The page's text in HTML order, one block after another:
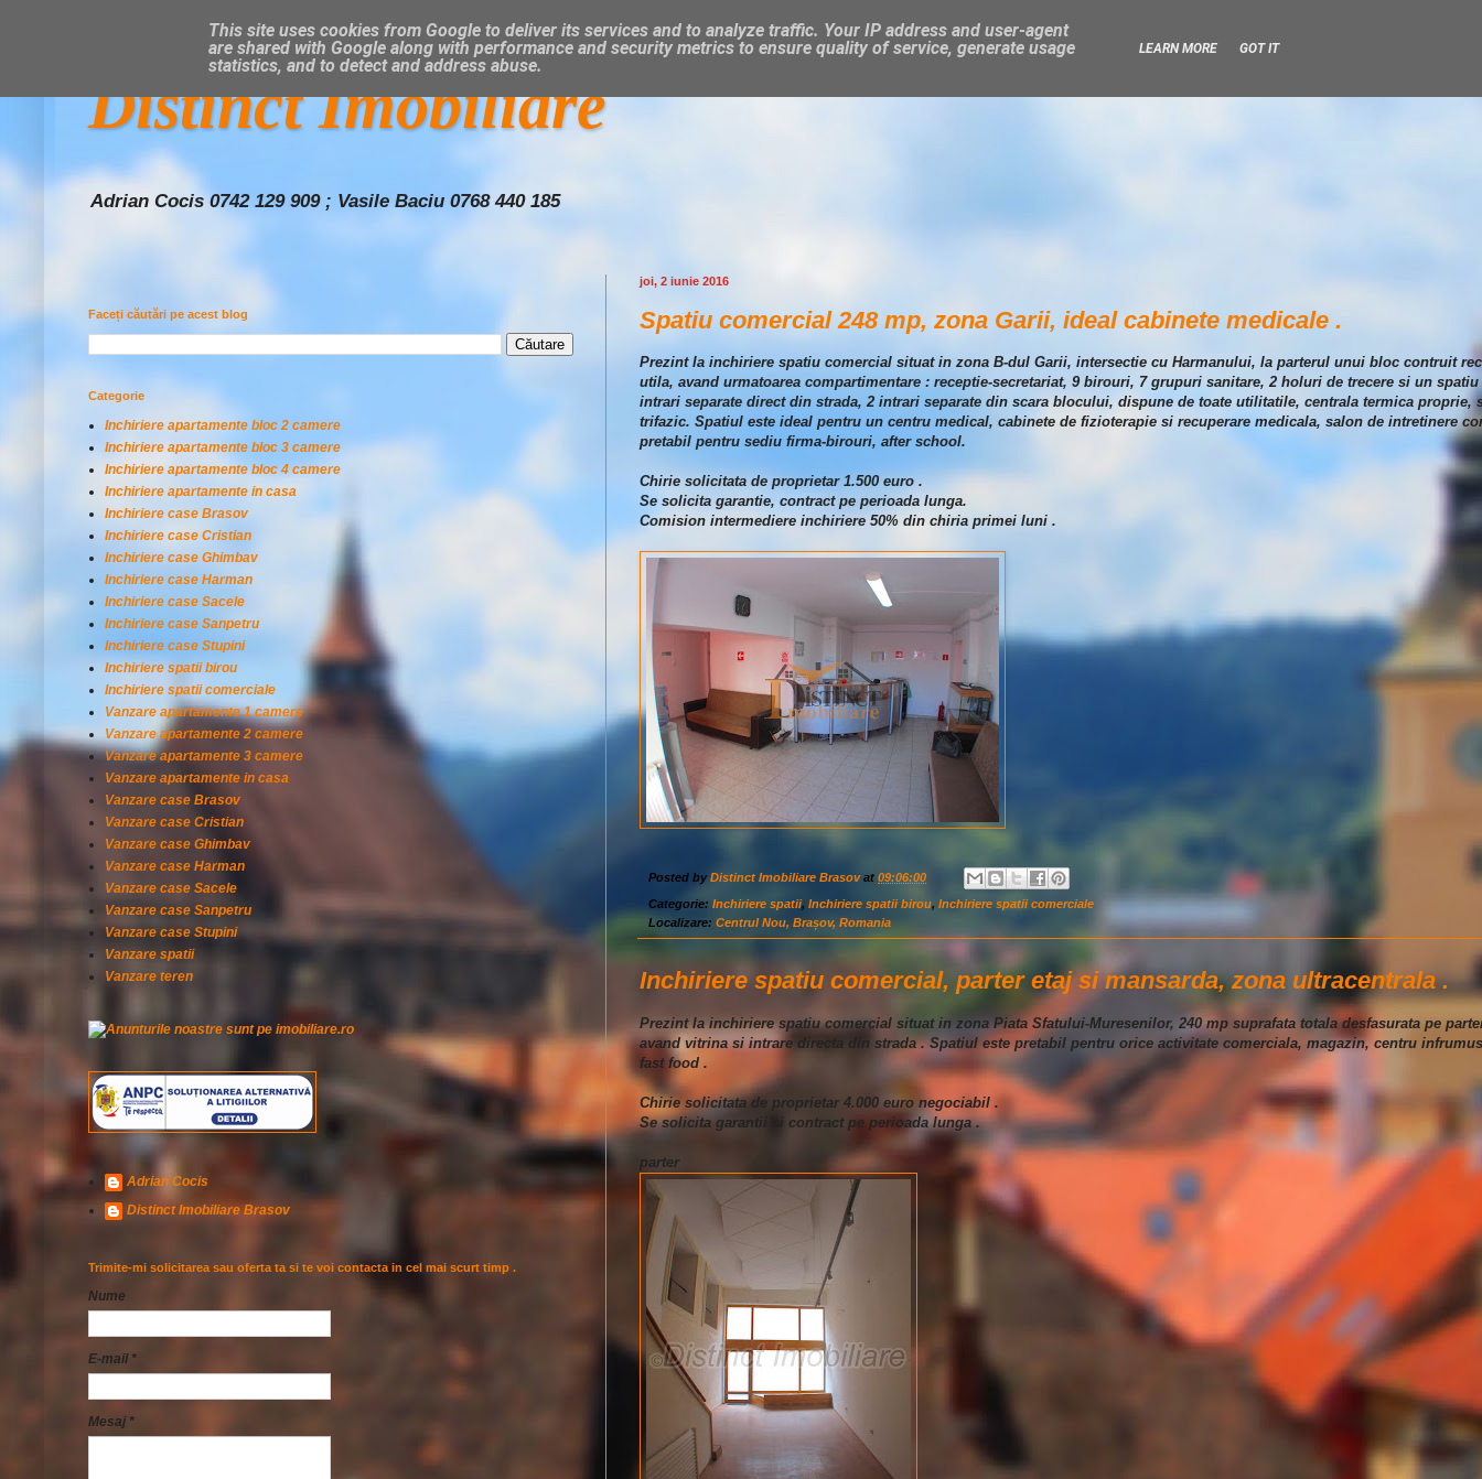
Distinct Imobiliare
Adrian Cocis 0742 129 909 ; Vasile Baciu 0768 440 185
joi, 2 iunie 2016
Spatiu comercial 248 mp, zona Garii, ideal cabinete medicale .
Prezint la inchiriere spatiu comercial situat in zona B-dul Garii, intersectie cu Harmanului, la parterul unui bloc contruit
utila, avand urmatoarea compartimentare : receptie-secretariat, 9 birouri, 7 grupuri sanitare, 2 holuri de trecere si un
intrari separate direct din strada, 2 intrari separate din scara blocului, dispune de toate utilitatile, centrala termica proprie,
trifazic. Spatiul este ideal pentru un centru medical, cabinete de fizioterapie si recuperare medicala, salon de intretinere
pretabil pentru sediu firma-birouri, after school.
Chirie solicitata de proprietar 1.500 euro .
Se solicita garantie, contract pe perioada lunga.
Comision intermediere inchiriere 50% din chiria primei luni .
Posted byDistinct Imobiliare Brasov at 09:06:00
Categorie: Inchiriere spatii, Inchiriere spatii birou, Inchiriere spatii comerciale
Localizare: Centrul Nou, Brașov, Romania
Inchiriere spatiu comercial, parter etaj si mansarda, zona ultracentrala .
Prezint la inchiriere spatiu comercial situat in zona Piata Sfatului-Muresenilor, 240 mp suprafata totala desfasurata pe
avand vitrina si intrare directa din strada . Spatiul este pretabil pentru orice activitate comerciala, magazin, centru
fast food .
Chirie solicitata de proprietar 4.000 euro negociabil .
Se solicita garantii si contract pe perioada lunga .
parter
Faceți căutări pe acest blog
Categorie
Inchiriere apartamente bloc 2 camere
Inchiriere apartamente bloc 3 camere
Inchiriere apartamente bloc 4 camere
Inchiriere apartamente in casa
Inchiriere case Brasov
Inchiriere case Cristian
Inchiriere case Ghimbav
Inchiriere case Harman
Inchiriere case Sacele
Inchiriere case Sanpetru
Inchiriere case Stupini
Inchiriere spatii birou
Inchiriere spatii comerciale
Vanzare apartamente 1 camere
Vanzare apartamente 2 camere
Vanzare apartamente 3 camere
Vanzare apartamente in casa
Vanzare case Brasov
Vanzare case Cristian
Vanzare case Ghimbav
Vanzare case Harman
Vanzare case Sacele
Vanzare case Sanpetru
Vanzare case Stupini
Vanzare spatii
Vanzare teren
Adrian Cocis
Distinct Imobiliare Brasov
Trimite-mi solicitarea sau oferta ta si te voi contacta in cel mai scurt timp .
Nume
E-mail *
Mesaj *
This site uses cookies from Google to deliver its services and to analyze traffic. Your IP address and user-agent
are shared with Google along with performance and security metrics to ensure quality of service, generate usage
statistics, and to detect and address abuse.
LEARN MORE GOT IT